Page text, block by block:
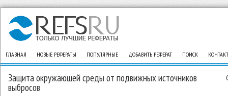
ГЛАВНАЯ НОВЫЕ РЕФЕРАТЫ ПОПУЛЯРНЫЕ ДОБАВИТЬ РЕФЕРАТ ПОИСК
Защита окружающей среды от подвижных источников
выбросов